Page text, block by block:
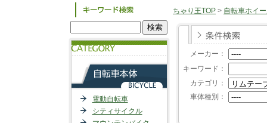
電動自転車
シティサイクル
ちゃり王TOP > 自転車ホイ
メーカー：
キーワード：
カテゴリ：
車体種別：